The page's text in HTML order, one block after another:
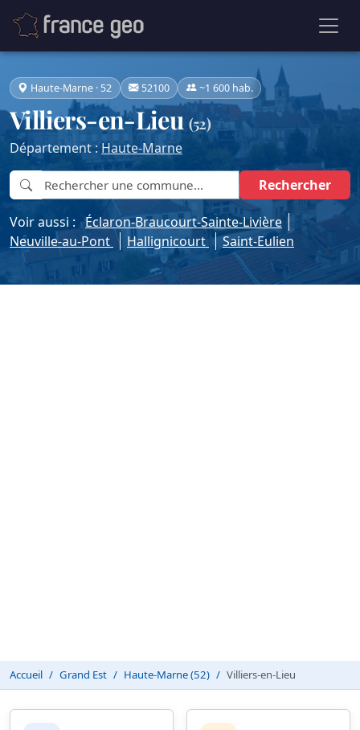
Haute-Marne · 52 52100 ~1 600 hab.
Villiers-en-Lieu (52)
Département :Haute-Marne
Rechercher
Voir aussi :Éclaron-Braucourt-Sainte-Livière
Neuville-au-Pont
Hallignicourt Saint-Eulien
Accueil Grand Est Haute-Marne (52) Villiers-en-Lieu